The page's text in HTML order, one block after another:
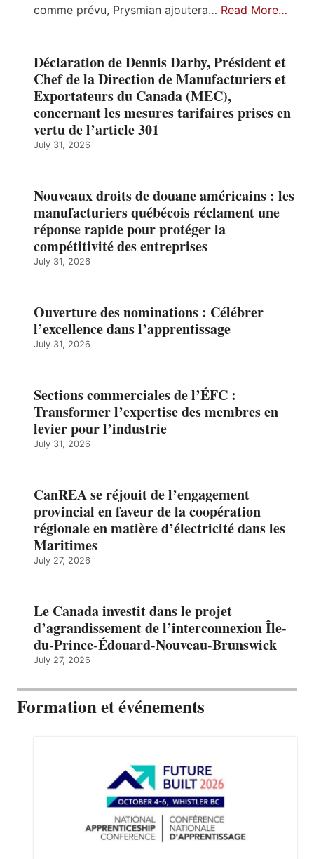
comme prévu, Prysmian ajoutera… Read More…
Déclaration de Dennis Darby, Président et
Chef de la Direction de Manufacturiers et
Exportateurs du Canada (MEC),
concernant les mesures tarifaires prises en
vertu de l’article 301
July 31, 2026
Nouveaux droits de douane américains : les
manufacturiers québécois réclament une
réponse rapide pour protéger la
compétitivité des entreprises
July 31, 2026
Ouverture des nominations : Célébrer
l’excellence dans l’apprentissage
July 31, 2026
Sections commerciales de l’ÉFC :
Transformer l’expertise des membres en
levier pour l’industrie
July 31, 2026
CanREA se réjouit de l’engagement
provincial en faveur de la coopération
régionale en matière d’électricité dans les
Maritimes
July 27, 2026
Le Canada investit dans le projet
d’agrandissement de l’interconnexion Île-
du-Prince-Édouard-Nouveau-Brunswick
July 27, 2026
Formation et événements